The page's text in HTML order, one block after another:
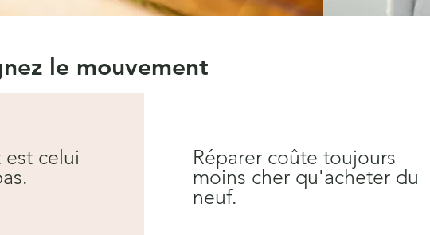
le mouvement
celui
Réparer coûte toujours
moins cher qu'acheter du
neuf.